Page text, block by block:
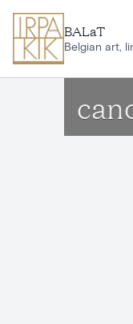
BALaT
Belgian art,